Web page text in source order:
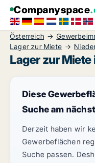
Companyspace
Österreich
Lager zur Miete
Lager zur
Diese
Suche am
Derzeit haben wir
Gewerbeflächen
Suche passen.